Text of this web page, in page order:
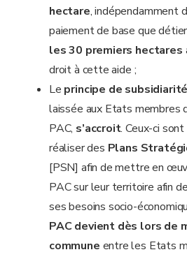
hectare, indépendamment
paiement de base que
les 30 premiers hectares
droit à cette aide ;
Le principe de
laissée aux Etats membres
PAC, s’accroit. Ceux-ci
réaliser des Plans
[PSN] afin de mettre en
PAC sur leur territoire afin
ses besoins socio-
PAC devient dès lors de
commune entre les Etats